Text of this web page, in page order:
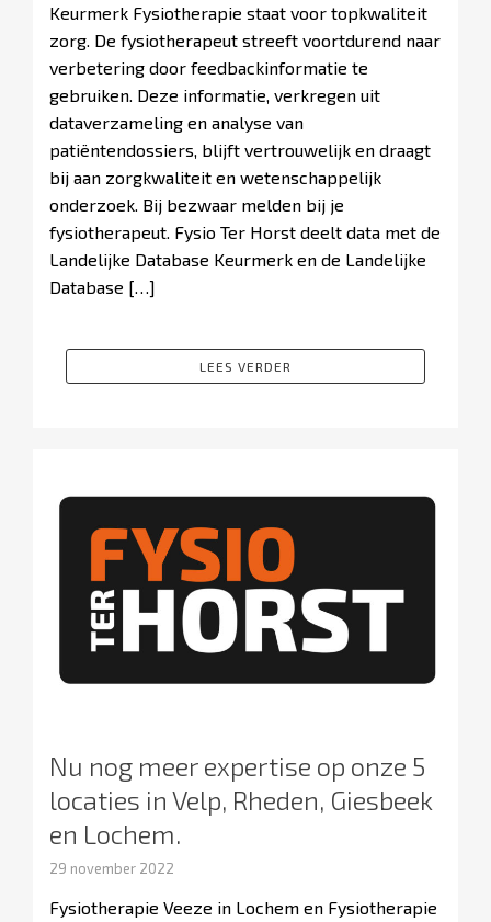
Keurmerk Fysiotherapie staat voor topkwaliteit
zorg. De fysiotherapeut streeft voortdurend naar
verbetering door feedbackinformatie te
gebruiken. Deze informatie, verkregen uit
dataverzameling en analyse van
patiëntendossiers, blijft vertrouwelijk en draagt
bij aan zorgkwaliteit en wetenschappelijk
onderzoek. Bij bezwaar melden bij je
fysiotherapeut. Fysio Ter Horst deelt data met de
Landelijke Database Keurmerk en de Landelijke
Database […]
LEES VERDER
Nu nog meer expertise op onze 5
locaties in Velp, Rheden, Giesbeek
en Lochem.
29 november 2022
Fysiotherapie Veeze in Lochem en Fysiotherapie